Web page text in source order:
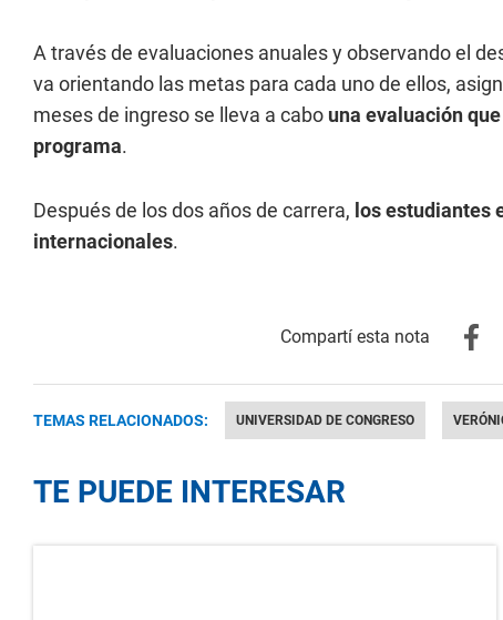
A través de evaluaciones anuales y observando el
va orientando las metas para cada uno de ellos,
meses de ingreso se lleva a cabo una evaluación
programa.
Después de los dos años de carrera, los estudiantes
internacionales.
TEMAS RELACIONADOS: UNIVERSIDAD DE CONGRESO
TE PUEDE INTERESAR